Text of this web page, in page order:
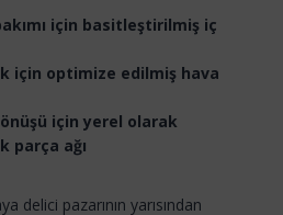
için basitleştirilmiş iç
için optimize edilmiş hava
için yerel olarak
parça ağı
delici pazarının yarısından